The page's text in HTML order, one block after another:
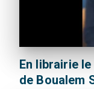
En librairie
de Boualem